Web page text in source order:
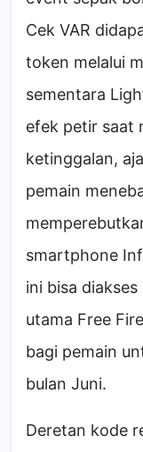
Cek VAR
token melalui
sementara
efek petir saat
ketinggalan,
pemain
smartphone
ini bisa
utama Free
bagi pemain
bulan Juni.
Deretan kode